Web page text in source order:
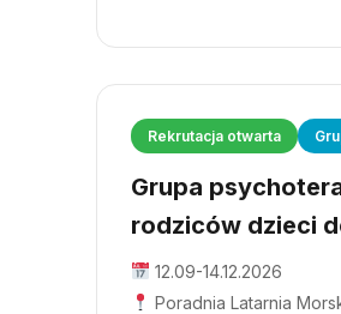
Rekrutacja otwarta
Grupa
rodziców dzieci
12.09-14.12.2026
Poradnia Latarnia